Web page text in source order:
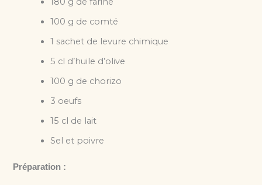
100 g de comté
1 sachet de levure chimique
5 cl d’huile d’olive
100 g de chorizo
3 oeufs
15 cl de lait
Sel et poivre
Préparation :